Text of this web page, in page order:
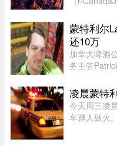
（OP）表示
万加元，但
类岗 ...
蒙特利尔
还10万
加拿大啤酒
务主管
禁，并被勒
工作15年，
凌晨蒙特
今天周三凌
车遭人纵火